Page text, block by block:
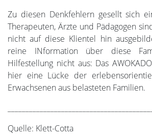
Zu diesen Denkfehlern gesellt sich
Therapeuten, Ärzte und Pädagogen
nicht auf diese Klientel hin
reine INformation über diese
Hilfestellung nicht aus: Das
hier eine Lücke der
Erwachsenen aus belasteten Familien.
Quelle: Klett-Cotta